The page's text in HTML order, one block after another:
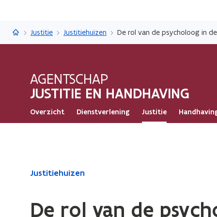
Justitie en Handhaving
Justitie Justitiehuizen De rol van de psycholoog in
AGENTSCHAP
JUSTITIE EN HANDHAVING
Overzicht Dienstverlening Justitie
GedaanJustitiehuizen
De rol van de